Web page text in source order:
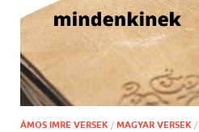
ÁMOS IMRE VERSEK / MAGYAR VERSEK /